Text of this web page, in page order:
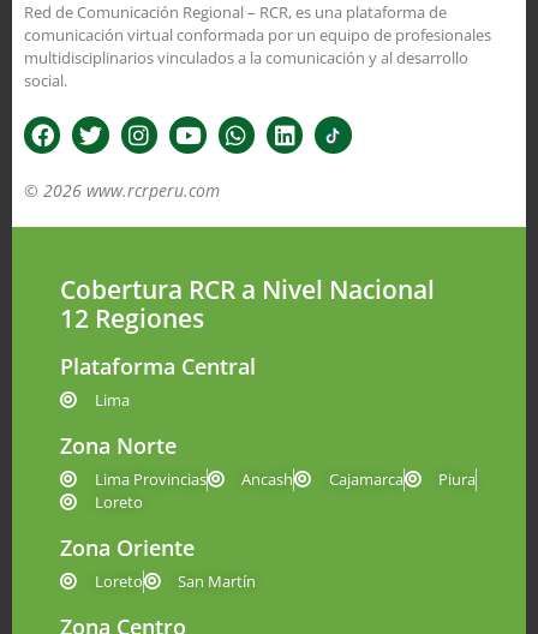
Red de Comunicación Regional – RCR, es una plataforma de
comunicación virtual conformada por un equipo de profesionales
multidisciplinarios vinculados a la comunicación y al desarrollo
social.
© 2026 www.rcrperu.com
Cobertura RCR a Nivel Nacional
12 Regiones
Plataforma Central
Lima
Zona Norte
Lima Provincias Ancash Cajamarca
Piura
Loreto
Zona Oriente
Loreto San Martín
Zona Centro